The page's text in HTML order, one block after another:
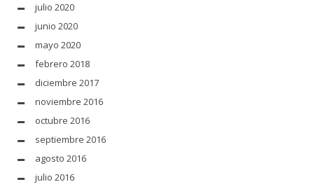
julio 2020
junio 2020
mayo 2020
febrero 2018
diciembre 2017
noviembre 2016
octubre 2016
septiembre 2016
agosto 2016
julio 2016